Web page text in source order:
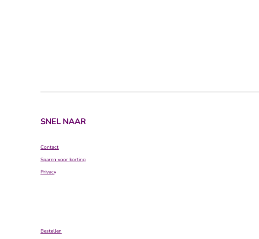
SNEL NAAR
Contact
Sparen voor korting
Privacy
Bestellen